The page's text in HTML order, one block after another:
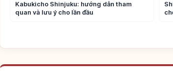
Kabukicho Shinjuku: hướng dẫn tham
quan và lưu ý cho lần đầu